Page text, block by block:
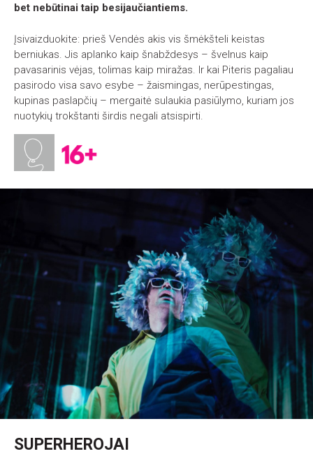
bet nebūtinai taip besijaučiantiems.
Įsivaizduokite: prieš Vendės akis vis šmėkšteli keistas
berniukas. Jis aplanko kaip šnabždesys – švelnus kaip
pavasarinis vėjas, tolimas kaip miražas. Ir kai Piteris pagaliau
pasirodo visa savo esybe – žaismingas, nerūpestingas,
kupinas paslapčių – mergaitė sulaukia pasiūlymo, kuriam jos
nuotykių trokštanti širdis negali atsispirti.
SUPERHEROJAI